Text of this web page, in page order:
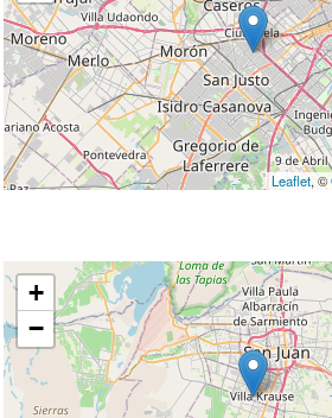
Leaflet, ©
+
−